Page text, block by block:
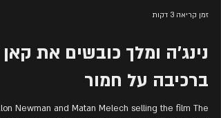
נינג'ה ומלך כובשים את קאן
ברכיבה על חמור